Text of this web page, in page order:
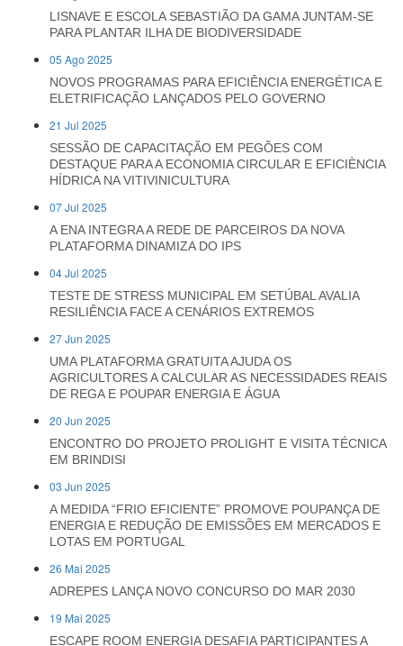
LISNAVE E ESCOLA SEBASTIÃO DA GAMA JUNTAM-SE
PARA PLANTAR ILHA DE BIODIVERSIDADE
05 Ago 2025
NOVOS PROGRAMAS PARA EFICIÊNCIA ENERGÉTICA E
ELETRIFICAÇÃO LANÇADOS PELO GOVERNO
21 Jul 2025
SESSÃO DE CAPACITAÇÃO EM PEGÕES COM
DESTAQUE PARA A ECONOMIA CIRCULAR E EFICIÈNCIA
HÍDRICA NA VITIVINICULTURA
07 Jul 2025
A ENA INTEGRA A REDE DE PARCEIROS DA NOVA
PLATAFORMA DINAMIZA DO IPS
04 Jul 2025
TESTE DE STRESS MUNICIPAL EM SETÚBAL AVALIA
RESILIÊNCIA FACE A CENÁRIOS EXTREMOS
27 Jun 2025
UMA PLATAFORMA GRATUITA AJUDA OS
AGRICULTORES A CALCULAR AS NECESSIDADES REAIS
DE REGA E POUPAR ENERGIA E ÁGUA
20 Jun 2025
ENCONTRO DO PROJETO PROLIGHT E VISITA TÉCNICA
EM BRINDISI
03 Jun 2025
A MEDIDA “FRIO EFICIENTE” PROMOVE POUPANÇA DE
ENERGIA E REDUÇÃO DE EMISSÕES EM MERCADOS E
LOTAS EM PORTUGAL
26 Mai 2025
ADREPES LANÇA NOVO CONCURSO DO MAR 2030
19 Mai 2025
ESCAPE ROOM ENERGIA DESAFIA PARTICIPANTES A